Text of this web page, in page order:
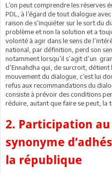
L’on peut comprendre les réserves
PDL, à l’égard de tout dialogue
raison de s’inquiéter sur le sort du
problème et non la solution et a
volonté à agir dans le sens de
national, par définition, perd son
notamment lorsqu’il s’agit d’un
d’Ennahdha qui, de surcroit,
mouvement du dialogue, c’est lui
refus aux recommandations du
consiste à prévoir des conditions
réduire, autant que faire se peut, la
2. Participation
synonyme
la république